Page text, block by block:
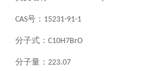
CAS号 ： 15231-91-1
分子式 ：C10H7BrO
分子量 ：223.07